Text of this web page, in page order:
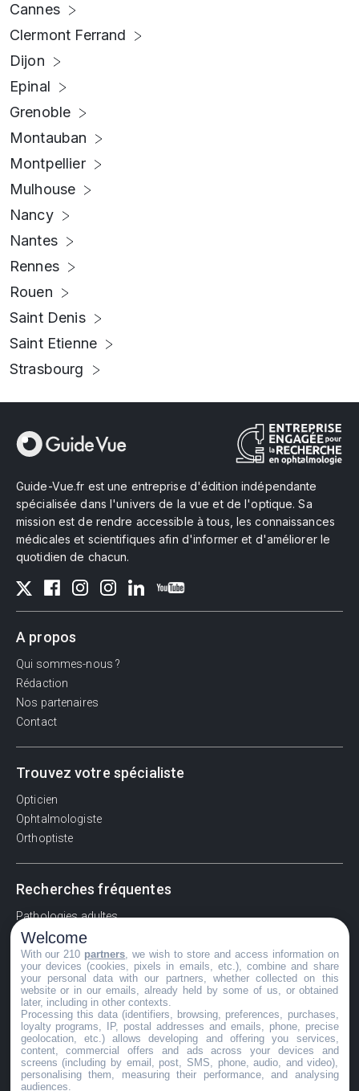
Cannes
Clermont Ferrand
Dijon
Epinal
Grenoble
Montauban
Montpellier
Mulhouse
Nancy
Nantes
Rennes
Rouen
Saint Denis
Saint Etienne
Strasbourg
Guide-Vue.fr est une entreprise d'édition indépendante
spécialisée dans l'univers de la vue et de l'optique. Sa
mission est de rendre accessible à tous, les connaissances
médicales et scientifiques afin d'informer et d'améliorer le
quotidien de chacun.
A propos
Qui sommes-nous ?
Rédaction
Nos partenaires
Contact
Trouvez votre spécialiste
Opticien
Ophtalmologiste
Orthoptiste
Recherches fréquentes
Pathologies adultes
Signes d'une urgence ophtalmologique
La vision
Acuité visuelle
Myosis / mydriase
Œdème oculaire
©GuideVue2024
Welcome
With our 210 partners , we wish to store and access information on
your devices (cookies, pixels in emails, etc.), combine and share
your personal data with our partners, whether collected on this
website or in our emails, already held by some of us, or obtained
later, including in other contexts.
Processing this data (identifiers, browsing, preferences, purchases,
loyalty programs, IP, postal addresses and emails, phone, precise
geolocation, etc.) allows developing and offering you services,
content, commercial offers and ads across your devices and
screens (including by email, post, SMS, phone, audio, and video),
personalising them, measuring their performance, and analysing
audiences.